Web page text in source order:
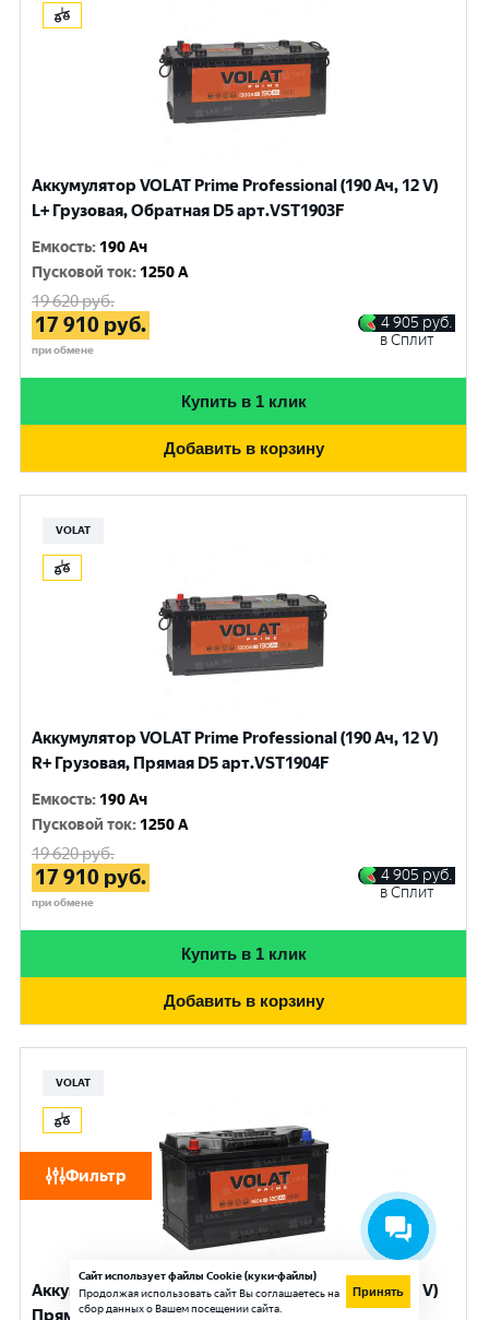
Фильтр
Аккумулятор VOLAT Prime Professional (190 Ач, 12 V)
L+ Грузовая, Обратная D5 арт.VST1903F
Емкость: 190 Ач
Пусковой ток: 1250 A
19 620руб.
17 910 руб.
при обмене
4 905 руб.
в Сплит
Купить в 1 клик
Добавить в корзину
VOLAT
Аккумулятор VOLAT Prime Professional (190 Ач, 12 V)
R+ Грузовая, Прямая D5 арт.VST1904F
Емкость: 190 Ач
Пусковой ток: 1250 A
19 620руб.
17 910 руб.
при обмене
4 905 руб.
в Сплит
Купить в 1 клик
Добавить в корзину
VOLAT
Аккумулятор VOLAT Prime Professional (125 Ач, 12 V)
Прямая, L+ D2 арт.VST1251
Сайт использует файлы Cookie (куки-файлы)
Продолжая использовать сайт Вы соглашаетесь на
сбор данных о Вашем посещении сайта.
Принять